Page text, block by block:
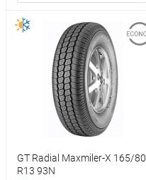
GT Radial Maxmiler-X 165/80
R13 93N